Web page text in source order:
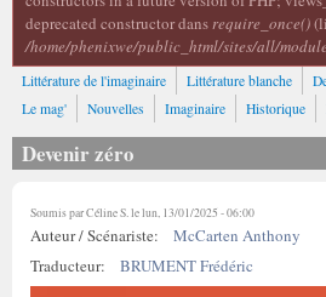
deprecated constructor dansrequire_once()
/home/phenixwe/public_html/sites/all/
Littérature de l'imaginaire Littérature blanche
Le mag'
Nouvelles Imaginaire Historique
Devenir zéro
Soumis parCéline S.le lun, 13/01/2025 - 06:00
Auteur / Scénariste:
McCarten Anthony
Traducteur:
BRUMENT Frédéric